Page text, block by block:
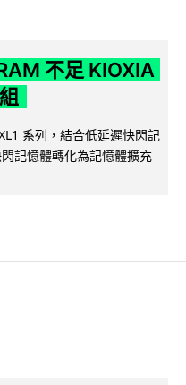
不足 KIOXIA
系列，結合低延遲快閃記
記憶體轉化為記憶體擴充